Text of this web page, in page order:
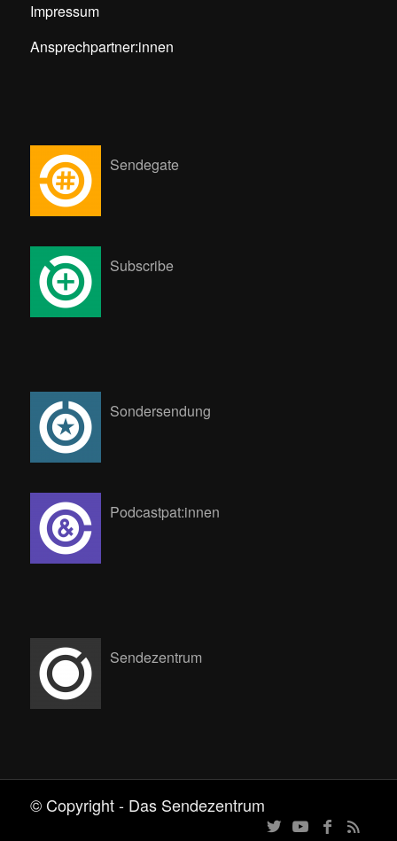
Impressum
Ansprechpartner:innen
Sendegate
Subscribe
Sondersendung
Podcastpat:innen
Sendezentrum
© Copyright - Das Sendezentrum